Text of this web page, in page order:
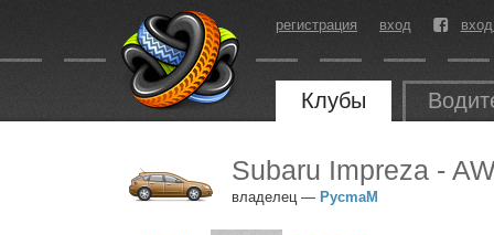
регистрация вход
Клубы
Subaru Impreza -
владелец — PycmaM